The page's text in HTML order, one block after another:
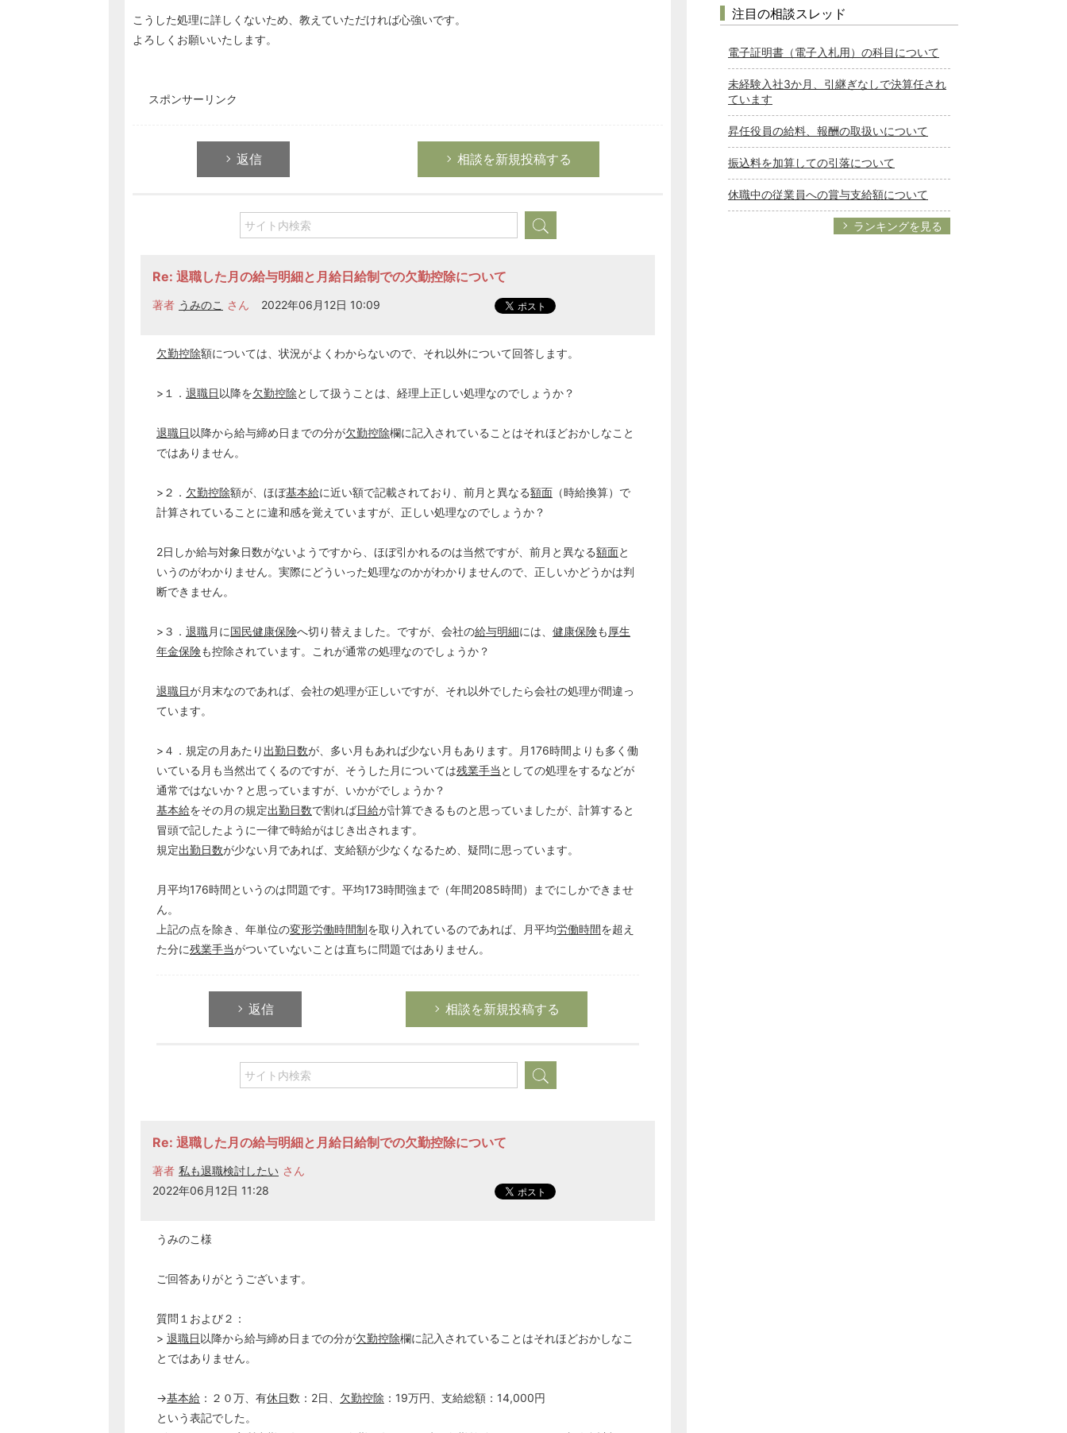
こうした処理に詳しくないため、教えていただければ心強いです。
よろしくお願いいたします。
スポンサーリンク
返信 相談を新規投稿する
Re: 退職した月の給与明細と月給日給制での欠勤控除について
著者 うみのこ さん 2022年06月12日 10:09
欠勤控除額については、状況がよくわからないので、それ以外について回答します。
>１． 退職日以降を欠勤控除として扱うことは、経理上正しい処理なのでしょうか？
退職日以降から給与締め日までの分が欠勤控除欄に記入されていることはそれほどおかしなこと
ではありません。
>２． 欠勤控除額が、ほぼ基本給に近い額で記載されており、前月と異なる額面 （時給換算）で
計算されていることに違和感を覚えていますが、正しい処理なのでしょうか？
2日しか給与対象日数がないようですから、ほぼ引かれるのは当然ですが、前月と異なる額面と
いうのがわかりません。実際にどういった処理なのかがわかりませんので、正しいかどうかは判
断できません。
>３． 退職月に国民健康保険へ切り替えました。ですが、会社の給与明細には、 健康保険も 厚生
年金保険も控除されています。これが通常の処理なのでしょうか？
退職日が月末なのであれば、会社の処理が正しいですが、それ以外でしたら会社の処理が間違っ
ています。
>４．規定の月あたり 出勤日数が、多い月もあれば少ない月もあります。月176時間よりも多く働
いている月も当然出てくるのですが、そうした月については残業手当 としての処理をするなどが
通常ではないか？と思っていますが、いかがでしょうか？
基本給をその月の規定出勤日数で割れば日給が計算できるものと思っていましたが、計算すると
冒頭で記したように一律で時給がはじき出されます。
規定出勤日数が少ない月であれば、支給額が少なくなるため、疑問に思っています。
月平均176時間というのは問題です。平均173時間強まで（年間2085時間）までにしかできませ
ん。
上記の点を除き、年単位の変形労働時間制を取り入れているのであれば、月平均労働時間を超え
た分に残業手当がついていないことは直ちに問題ではありません。
返信 相談を新規投稿する
Re: 退職した月の給与明細と月給日給制での欠勤控除について
著者 私も退職検討したい さん
2022年06月12日 11:28
うみのこ様
ご回答ありがとうございます。
質問１および２：
> 退職日以降から給与締め日までの分が欠勤控除欄に記入されていることはそれほどおかしなこ
とではありません。
→基本給 ：２０万、有休日数：2日、 欠勤控除 ：19万円、支給総額：14,000円
という表記でした。
どのカテゴリーに投稿しますか？
選択してください
労務管理
企業法務
秘書のノウハウ
注目の相談スレッド
電子証明書（電子入札用）の科目について
未経験入社3か月、引継ぎなしで決算任され
ています
昇任役員の給料、報酬の取扱いについて
振込料を加算しての引落について
休職中の従業員への賞与支給額について
ランキングを見る